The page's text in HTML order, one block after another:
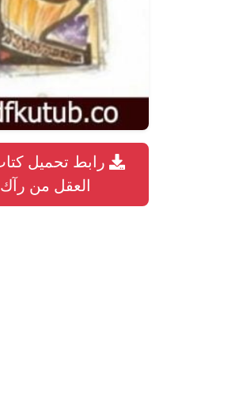
رابط تحميل
العقل من رآك